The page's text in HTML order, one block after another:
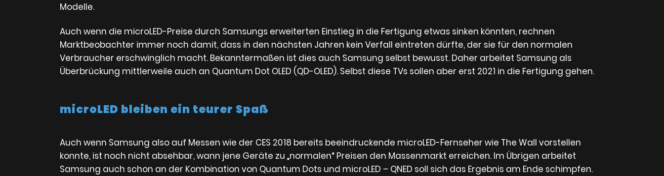
Modelle.
Auch wenn die microLED-Preise durch Samsungs erweiterten Einstieg in die Fertigung etwas sinken könnten, rechnen
Marktbeobachter immer noch damit, dass in den nächsten Jahren kein Verfall eintreten dürfte, der sie für den normalen
Verbraucher erschwinglich macht. Bekanntermaßen ist dies auch Samsung selbst bewusst. Daher arbeitet Samsung als
Überbrückung mittlerweile auch an Quantum Dot OLED (QD-OLED). Selbst diese TVs sollen aber erst 2021 in die Fertigung gehen.
microLED bleiben ein teurer Spaß
Auch wenn Samsung also auf Messen wie der CES 2018 bereits beeindruckende microLED-Fernseher wie The Wall vorstellen
konnte, ist noch nicht absehbar, wann jene Geräte zu „normalen“ Preisen den Massenmarkt erreichen. Im Übrigen arbeitet
Samsung auch schon an der Kombination von Quantum Dots und microLED – QNED soll sich das Ergebnis am Ende schimpfen.